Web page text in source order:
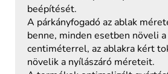
beépítését.
A párkányfogadó az ablak
benne, minden esetben növeli
centiméterrel, az ablakra kért
növelik a nyílászáró méreteit.